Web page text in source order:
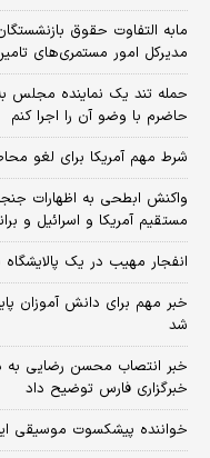
مابه التفاوت حقوق
مدیرکل امور مستمری‌های
حمله تند یک نماینده مجلس
حاضرم با وضو آن را اجرا کنم
شرط مهم آمریکا برای لغو
واکنش ابطحی به اظهارات
مستقیم آمریکا و اسرائیل و
انفجار مهیب در یک
خبر مهم برای دانش آموزان
شد
خبر انتصاب محسن رضایی به
خبرگزاری فارس توضیح داد
خواننده پیشکسوت موسیقی